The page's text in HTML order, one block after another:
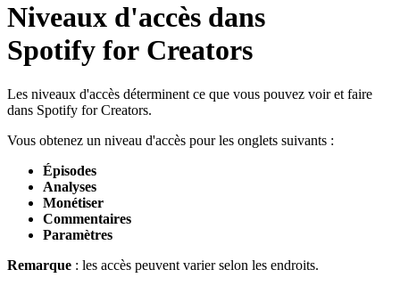
Niveaux d'accès dans
Spotify for Creators
Les niveaux d'accès déterminent ce que vous pouvez voir et faire
dans Spotify for Creators.
Vous obtenez un niveau d'accès pour les onglets suivants :
Épisodes
Analyses
Monétiser
Commentaires
Paramètres
Remarque : les accès peuvent varier selon les endroits.